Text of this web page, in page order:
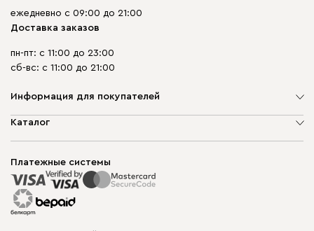
ежедневно с 09:00 до 21:00
Доставка заказов
пн-пт: с 11:00 до 23:00
сб-вс: с 11:00 до 21:00
Информация для покупателей
О компании
Способы оплаты
Рассрочка и кредит
Гарантия
Карта сайта
Каталог
Корпусная мебель
Распродажа мебели
Платежные системы